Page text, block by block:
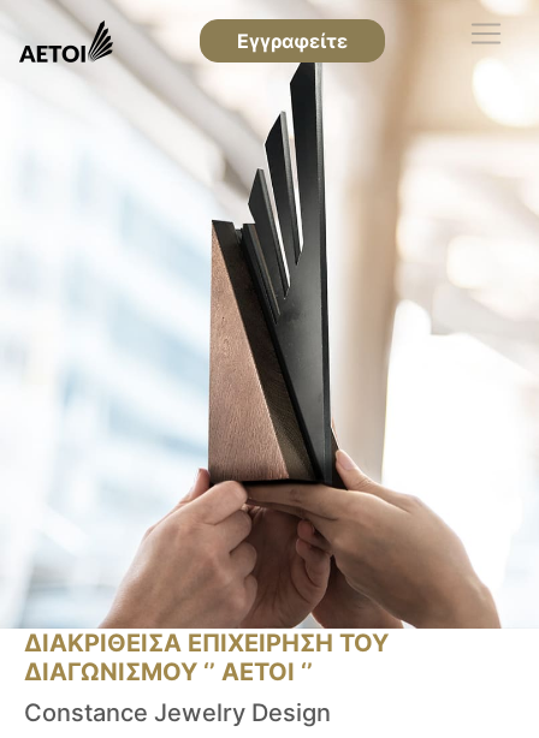
Εγγραφείτε
ΔΙΑΚΡΙΘΕΙΣΑ ΕΠΙΧΕΙΡΗΣΗ ΤΟΥ
ΔΙΑΓΩΝΙΣΜΟΥ ‘’ ΑΕΤΟΙ ‘’
Constance Jewelry Design